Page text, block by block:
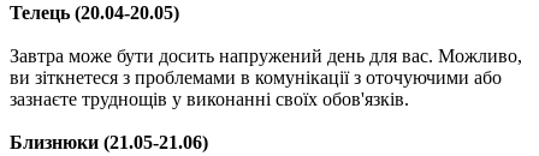
Телець (20.04-20.05)
Завтра може бути досить напружений день для вас. Можливо,
ви зіткнетеся з проблемами в комунікації з оточуючими або
зазнаєте труднощів у виконанні своїх обов'язків.
Близнюки (21.05-21.06)